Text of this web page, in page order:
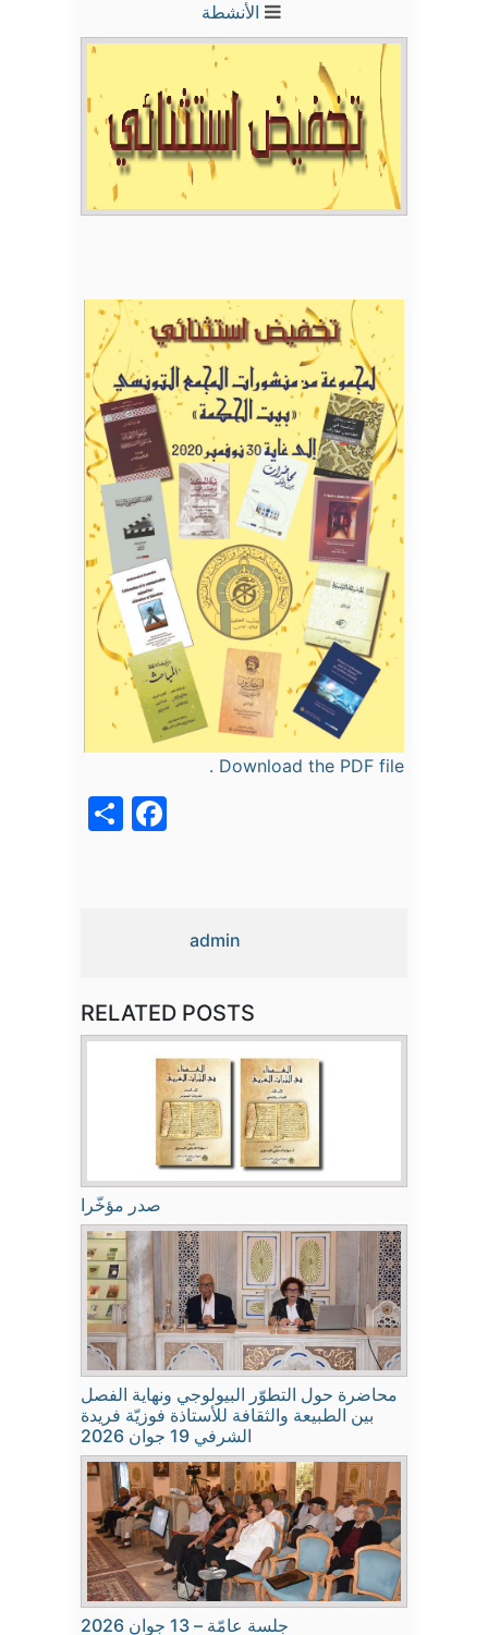
الأنشطة
Download the PDF file .
admin
RELATED POSTS
صدر مؤخّرا
محاضرة حول التطوّر البيولوجي ونهاية الفصل
بين الطبيعة والثقافة للأستاذة فوزيّة فريدة
الشرفي 19 جوان 2026
جلسة عامّة – 13 جوان 2026